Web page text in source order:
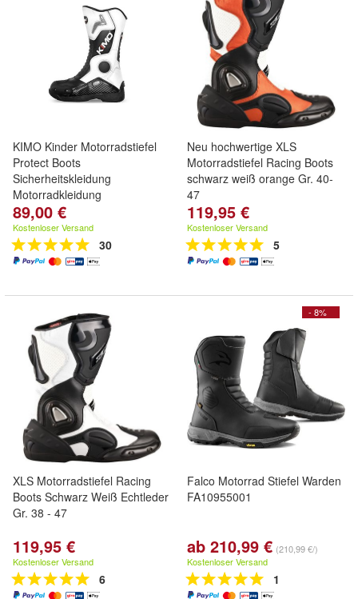
KIMO Kinder Motorradstiefel
Protect Boots
Sicherheitskleidung
Motorradkleidung
89,00 €
Kostenloser Versand
30
Neu hochwertige XLS
Motorradstiefel Racing Boots
schwarz weiß orange Gr. 40-
47
119,95 €
Kostenloser Versand
5
XLS Motorradstiefel Racing
Boots Schwarz Weiß Echtleder
Gr. 38 - 47
119,95 €
Kostenloser Versand
6
- 8%
Falco Motorrad Stiefel Warden
FA10955001
ab 210,99 € (210,99 €/)
Kostenloser Versand
1